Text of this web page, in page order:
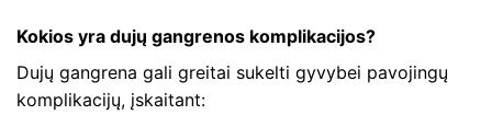
Kokios yra dujų gangrenos komplikacijos?
Dujų gangrena gali greitai sukelti gyvybei pavojingų
komplikacijų, įskaitant: